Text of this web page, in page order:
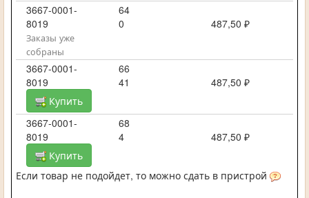
3667-0001-
8019
64
0
487,50 ₽
Заказы уже
собраны
3667-0001-
8019
66
41
487,50 ₽
Купить
3667-0001-
8019
68
4
487,50 ₽
Купить
Если товар не подойдет, то можно сдать в пристрой